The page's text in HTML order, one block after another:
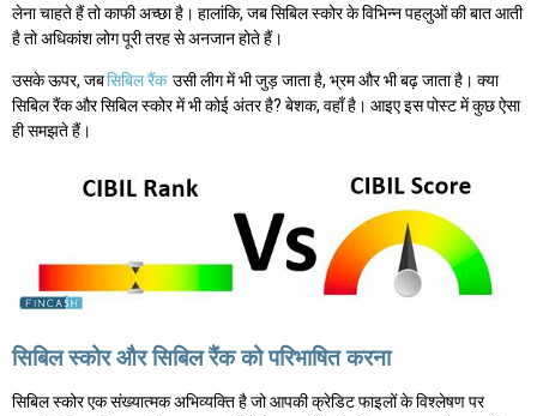
लेना चाहते हैं तो काफी अच्छा है। हालांकि, जब सिबिल स्कोर के विभिन्न पहलुओं की बात आती
है तो अधिकांश लोग पूरी तरह से अनजान होते हैं।
उसके ऊपर, जबसिबिल रैंक उसी लीग में भी जुड़ जाता है, भ्रम और भी बढ़ जाता है। क्या
सिबिल रैंक और सिबिल स्कोर में भी कोई अंतर है? बेशक, वहाँ है। आइए इस पोस्ट में कुछ ऐसा
ही समझते हैं।
सिबिल स्कोर और सिबिल रैंक को परिभाषित करना
सिबिल स्कोर एक संख्यात्मक अभिव्यक्ति है जो आपकी क्रेडिट फाइलों के विश्लेषण पर